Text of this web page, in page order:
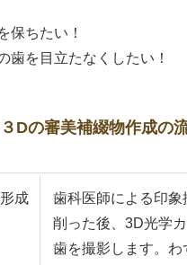
保ちたい！
歯を目立たなくしたい！
Dの審美補綴物作成の
成
歯科医師による印象
削った後、3D光学
歯を撮影します。